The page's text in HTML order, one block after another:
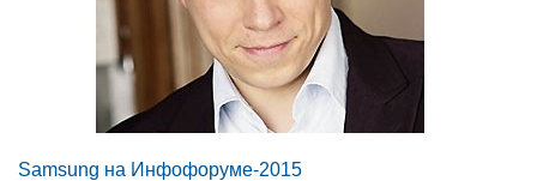
Samsung на Инфофоруме-2015